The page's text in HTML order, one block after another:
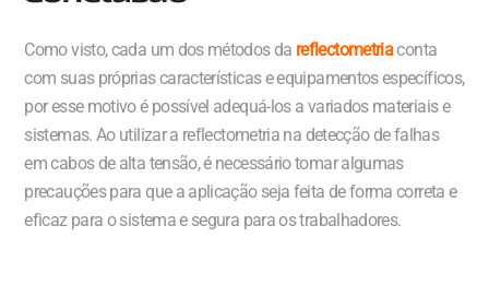
Como visto, cada um dos métodos da reflectometriaconta
com suas próprias características e equipamentos específicos,
por esse motivo é possível adequá-los a variados materiais e
sistemas. Ao utilizar a reflectometria na detecção de falhas
em cabos de alta tensão, é necessário tomar algumas
precauções para que a aplicação seja feita de forma correta e
eficaz para o sistema e segura para os trabalhadores.